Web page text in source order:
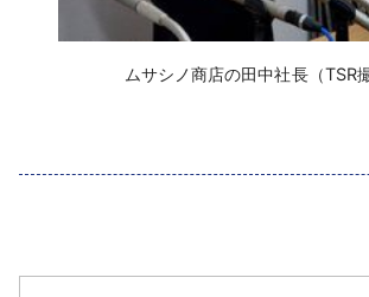
ムサシノ商店の田中社長（TSR撮